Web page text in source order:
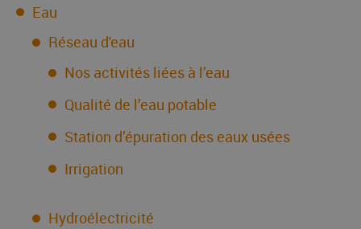
Eau
Réseau d'eau
Nos activités liées à l’eau
Qualité de l’eau potable
Station d’épuration des eaux usées
Irrigation
Hydroélectricité